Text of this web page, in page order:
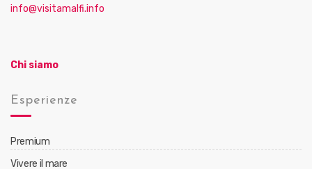
info@visitamalfi.info
Chi siamo
Esperienze
Premium
Vivere il mare